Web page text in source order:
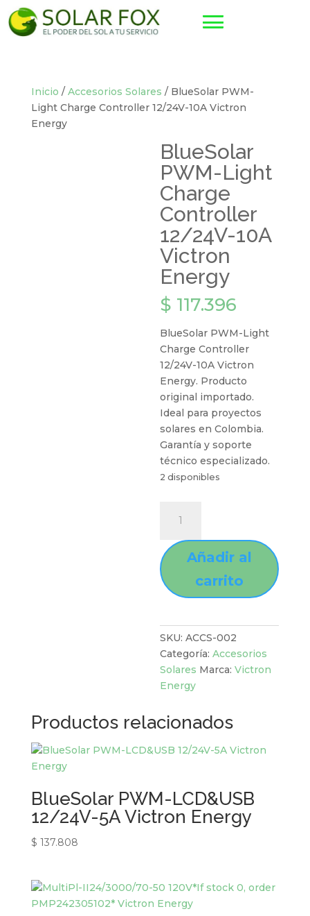
Inicio / Accesorios Solares / BlueSolar PWM-
Light Charge Controller 12/24V-10A Victron
Energy
BlueSolar
PWM-Light
Charge
Controller
12/24V-10A
Victron
Energy
$ 117.396
BlueSolar PWM-Light
Charge Controller
12/24V-10A Victron
Energy. Producto
original importado.
Ideal para proyectos
solares en Colombia.
Garantía y soporte
técnico especializado.
2 disponibles
Añadir al
carrito
SKU:ACCS-002
Categoría:Accesorios
Solares Marca:Victron
Energy
Productos relacionados
BlueSolar PWM-LCD&USB
12/24V-5A Victron Energy
$ 137.808